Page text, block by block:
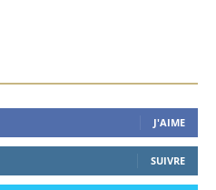
J'AIME
SUIVRE